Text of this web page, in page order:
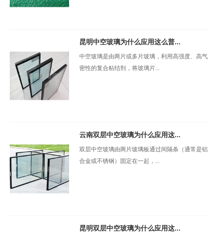
昆明中空玻璃为什么应用这么普...
中空玻璃是由两片或多片玻璃，利用高强度、高气
密性的复合粘结剂，将玻璃片...
云南双层中空玻璃为什么应用这...
双层中空玻璃由两片玻璃板通过间隔条（通常是铝
合金或不锈钢）固定在一起，...
昆明双层中空玻璃为什么应用这...